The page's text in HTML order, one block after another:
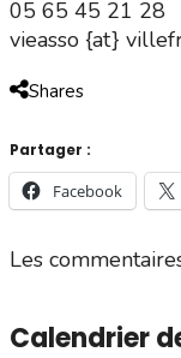
05 65 45 21 28
vieasso {at}
Shares
Partager :
Facebook
Les
Calendrier